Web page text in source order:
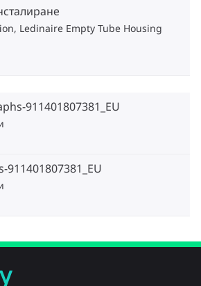
Ledinaire Empty Tube Housing
911401807381_EU